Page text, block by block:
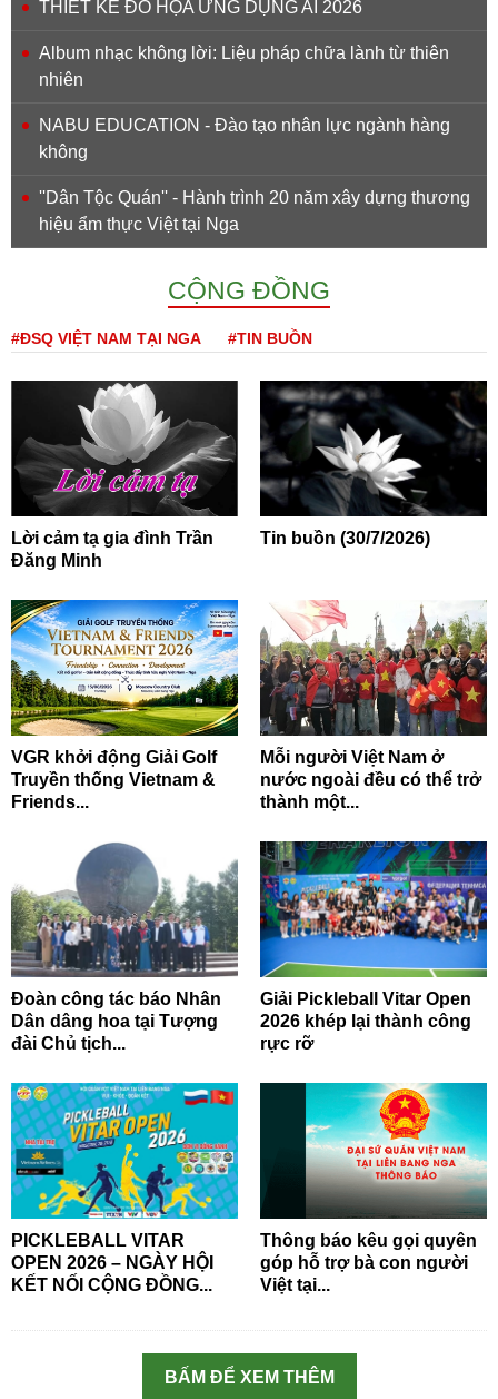
THIẾT KẾ ĐỒ HỌA ỨNG DỤNG AI 2026
Album nhạc không lời: Liệu pháp chữa lành từ thiên
nhiên
NABU EDUCATION - Đào tạo nhân lực ngành hàng
không
''Dân Tộc Quán'' - Hành trình 20 năm xây dựng thương
hiệu ẩm thực Việt tại Nga
CỘNG ĐỒNG
#ĐSQ VIỆT NAM TẠI NGA #TIN BUỒN
Lời cảm tạ gia đình Trần
Đăng Minh
Tin buồn (30/7/2026)
VGR khởi động Giải Golf
Truyền thống Vietnam &
Friends...
Mỗi người Việt Nam ở
nước ngoài đều có thể trở
thành một...
Đoàn công tác báo Nhân
Dân dâng hoa tại Tượng
đài Chủ tịch...
Giải Pickleball Vitar Open
2026 khép lại thành công
rực rỡ
PICKLEBALL VITAR
OPEN 2026 – NGÀY HỘI
KẾT NỐI CỘNG ĐỒNG...
Thông báo kêu gọi quyên
góp hỗ trợ bà con người
Việt tại...
BẤM ĐỂ XEM THÊM